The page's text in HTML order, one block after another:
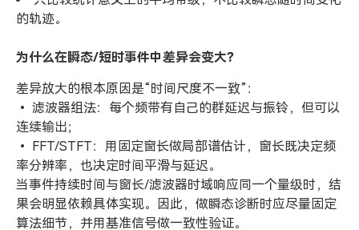
的轨迹。
为什么在瞬态/短时事件中差异会变大？
差异放大的根本原因是“时间尺度不一致”：
• 滤波器组法：每个频带有自己的群延迟与振铃，但可以
连续输出；
• FFT/STFT：用固定窗长做局部谱估计，窗长既决定频
率分辨率，也决定时间平滑与延迟。
当事件持续时间与窗长/滤波器时域响应同一个量级时，结
果会明显依赖具体实现。因此，做瞬态诊断时应尽量固定
算法细节，并用基准信号做一致性验证。